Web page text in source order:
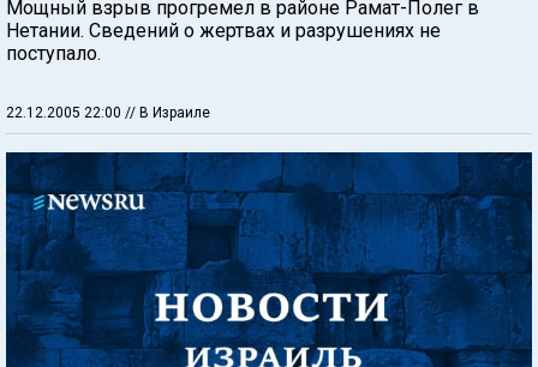
Мощный взрыв прогремел в районе Рамат-Полег в
Нетании. Сведений о жертвах и разрушениях не
поступало.
22.12.2005 22:00 // В Израиле